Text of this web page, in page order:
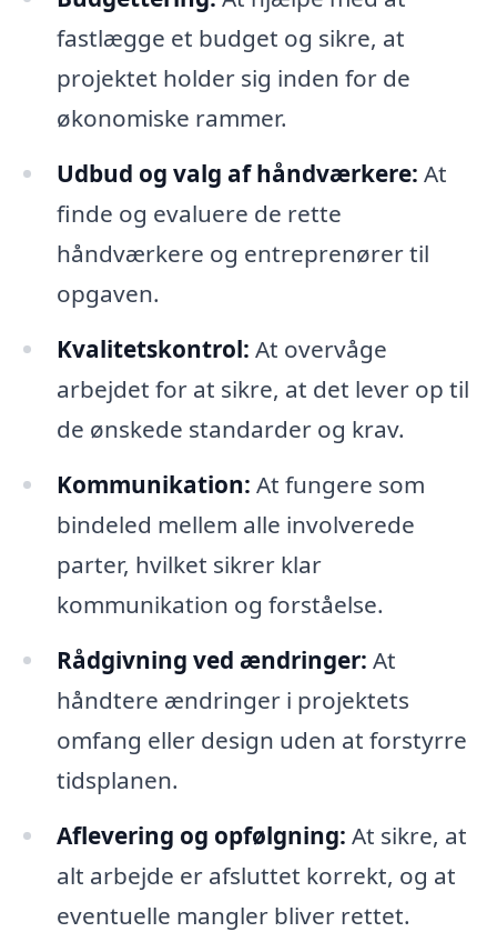
fastlægge et budget og sikre, at
projektet holder sig inden for de
økonomiske rammer.
Udbud og valg af håndværkere: At
finde og evaluere de rette
håndværkere og entreprenører til
opgaven.
Kvalitetskontrol: At overvåge
arbejdet for at sikre, at det lever op til
de ønskede standarder og krav.
Kommunikation: At fungere som
bindeled mellem alle involverede
parter, hvilket sikrer klar
kommunikation og forståelse.
Rådgivning ved ændringer: At
håndtere ændringer i projektets
omfang eller design uden at forstyrre
tidsplanen.
Aflevering og opfølgning: At sikre, at
alt arbejde er afsluttet korrekt, og at
eventuelle mangler bliver rettet.